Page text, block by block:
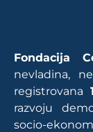
Fondacija
nevladina,
registrovana
razvoju
socio-